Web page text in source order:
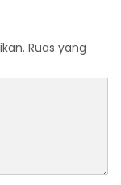
Ruas yang